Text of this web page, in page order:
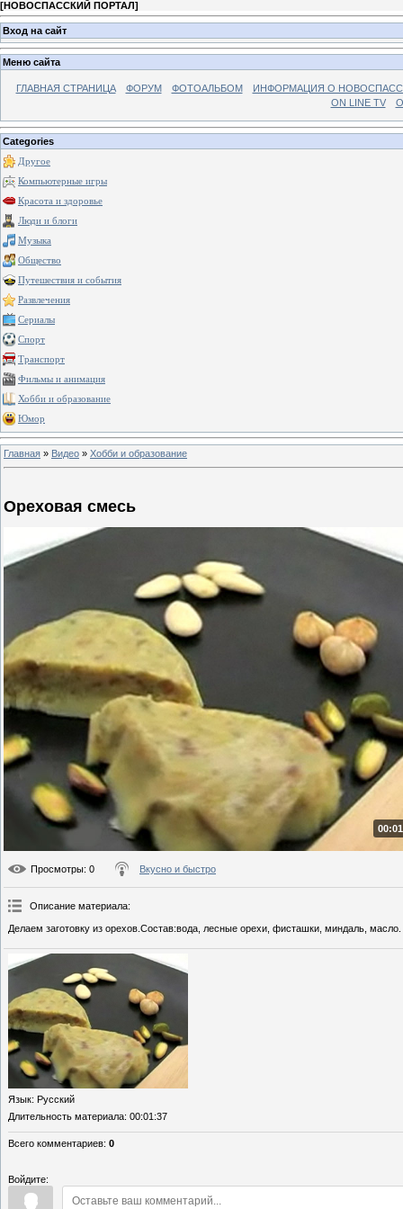
[НОВОСПАССКИЙ ПОРТАЛ]
Вход на сайт
Меню сайта
ГЛАВНАЯ СТРАНИЦА ФОРУМ ФОТОАЛЬБОМ
ИНФОРМАЦИЯ О
ON LINE TV
Categories
Другое
Компьютерные игры
Красота и здоровье
Люди и блоги
Музыка
Общество
Путешествия и события
Развлечения
Сериалы
Спорт
Транспорт
Фильмы и анимация
Хобби и образование
Юмор
Главная » Видео » Хобби и образование
Ореховая смесь
Просмотры: 0 Вкусно и быстро
Описание материала:
Делаем заготовку из орехов.Состав:вода, лесные орехи, фисташки, миндаль, масло.
Язык: Русский
Длительность материала: 00:01:37
Всего комментариев: 0
Войдите: